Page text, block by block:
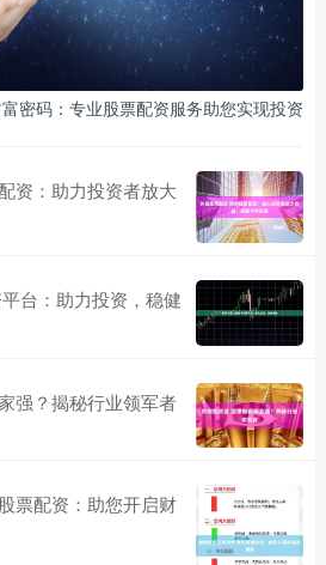
密码：专业股票配资服务助您实现投资
资：助力投资者放大
台：助力投资，稳健
强？揭秘行业领军者
票配资：助您开启财